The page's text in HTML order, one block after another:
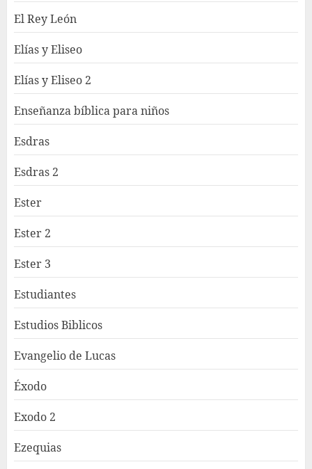
El Rey León
Elías y Eliseo
Elías y Eliseo 2
Enseñanza bíblica para niños
Esdras
Esdras 2
Ester
Ester 2
Ester 3
Estudiantes
Estudios Biblicos
Evangelio de Lucas
Éxodo
Exodo 2
Ezequias